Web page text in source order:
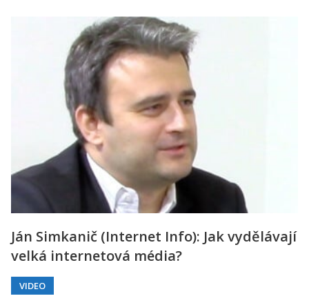
Ján Simkanič (Internet Info): Jak vydělávají
velká internetová média?
VIDEO